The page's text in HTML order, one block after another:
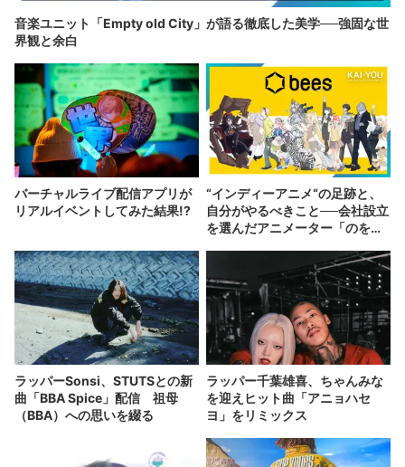
音楽ユニット「Empty old City」が語る徹底した美学──強固な世
界観と余白
バーチャルライブ配信アプリが
リアルイベントしてみた結果!?
“インディーアニメ“の足跡と、
自分がやるべきこと──会社設立
を選んだアニメーター「のを
ラッパーSonsi、STUTSとの新
曲「BBA Spice」配信 祖母
（BBA）への思いを綴る
ラッパー千葉雄喜、ちゃんみな
を迎えヒット曲「アニョハセ
ヨ」をリミックス